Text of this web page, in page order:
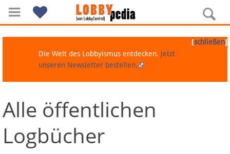
Navigation
Über Lobbypedia
[schließen]
Die Welt des Lobbyismus entdecken. Jetzt
unseren Newsletter bestellen.
Alle öffentlichen
Logbücher